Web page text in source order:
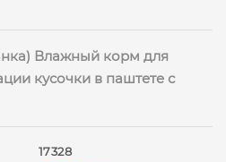
Влажный корм для
кусочки в паштете с
17328